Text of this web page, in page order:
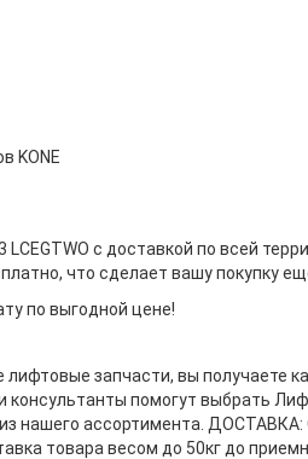
KONE
LCEGTWO с доставкой по всей
что сделает вашу покупку
по выгодной цене!
лифтовые запчасти, вы получаете
помогут выбрать
нашего ассортимента.
товара весом до 50кг до